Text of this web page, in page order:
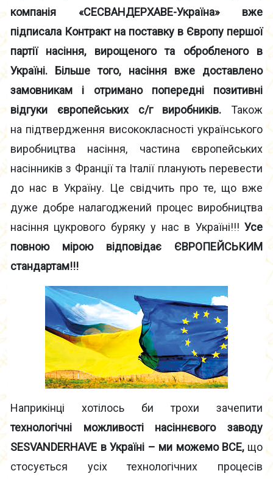
компанія «СЕСВАНДЕРХАВЕ-Україна» вже
підписала Контракт на поставку в Європу першої
партії насіння, вирощеного та обробленого в
Україні. Більше того, насіння вже доставлено
замовникам і отримано попередні позитивні
відгуки європейських с/г виробників. Також
на підтвердження висококласності українського
виробництва насіння, частина європейських
насінників з Франції та Італії планують перевести
до нас в Україну. Це свідчить про те, що вже
дуже добре налагоджений процес виробництва
насіння цукрового буряку у нас в Україні!!! Усе
повною мірою відповідає ЄВРОПЕЙСЬКИМ
стандартам!!!
Наприкінці хотілось би трохи зачепити
технологічні можливості насіннєвого заводу
SESVANDERHAVE в Україні – ми можемо ВСЕ,що
стосується усіх технологічних процесів